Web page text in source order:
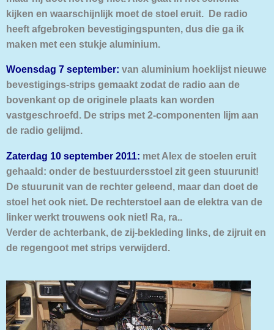
kijken en waarschijnlijk moet de stoel eruit. De radio
heeft afgebroken bevestigingspunten, dus die ga ik
maken met een stukje aluminium.
Woensdag 7 september: van aluminium hoeklijst nieuwe
bevestigings-strips gemaakt zodat de radio aan de
bovenkant op de originele plaats kan worden
vastgeschroefd. De strips met 2-componenten lijm aan
de radio gelijmd.
Zaterdag 10 september 2011: met Alex de stoelen eruit
gehaald: onder de bestuurdersstoel zit geen stuurunit!
De stuurunit van de rechter geleend, maar dan doet de
stoel het ook niet. De rechterstoel aan de elektra van de
linker werkt trouwens ook niet! Ra, ra..
Verder de achterbank, de zij-bekleding links, de zijruit en
de regengoot met strips verwijderd.